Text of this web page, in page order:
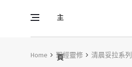
主
頁
Vine Media
葡萄樹傳媒
Home 聖經靈修 清晨妥拉系列